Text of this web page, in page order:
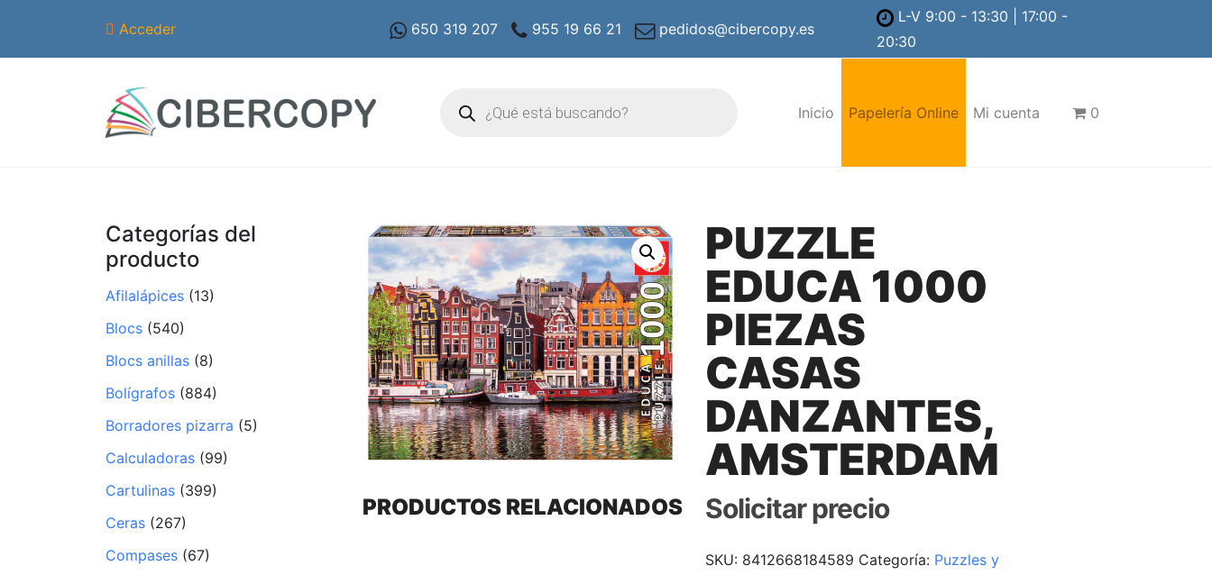
Acceder 650 319 207 955 19 66 21 pedidos@cibercopy.es
L-V 9:00 - 13:30 | 17:00 -
20:30
productos
Inicio Papelería Online Mi cuenta 0
Categorías del
producto
Afilalápices (13)
Blocs (540)
Blocs anillas (8)
Bolígrafos (884)
Borradores pizarra (5)
Calculadoras (99)
Cartulinas (399)
Ceras (267)
Compases (67)
PUZZLE
EDUCA 1000
PIEZAS
CASAS
DANZANTES,
AMSTERDAM
Solicitar precio
SKU: 8412668184589 Categoría: Puzzles y
PRODUCTOS RELACIONADOS